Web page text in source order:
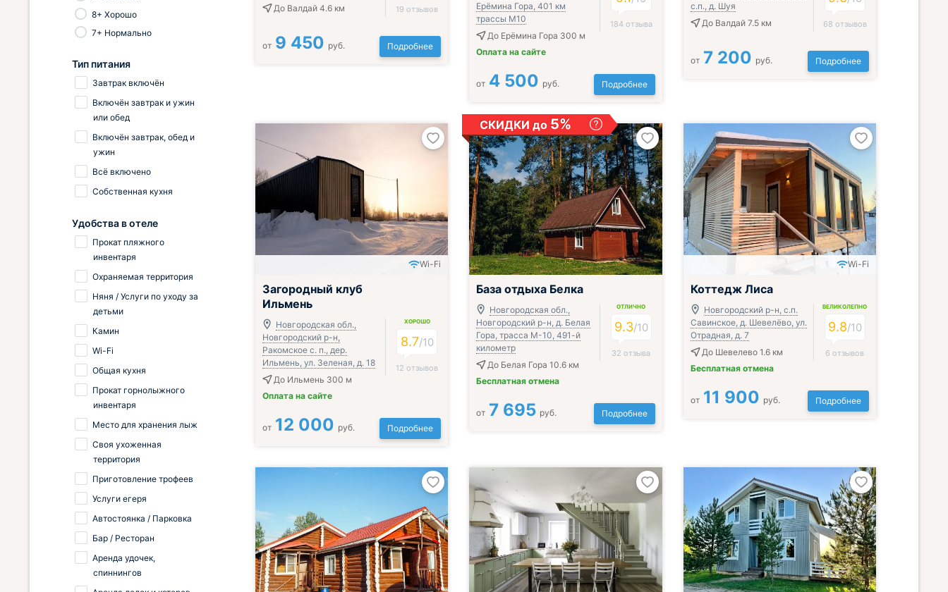
До Валдай 4.6 км
19 отзывов
от 9 450 руб. Подробнее
Ерёмина Гора, 401 км
трассы М10
До Ерёмина Гора 300 м
Оплата на сайте
184 отзыва
от 4 500 руб. Подробнее
с.п., д. Шуя
До Валдай 7.5 км
68 отзывов
от 7 200 руб. Подробнее
Wi-Fi
Загородный клуб
Ильмень
Новгородская обл.,
Новгородский р-н,
Ракомское с. п., дер.
Ильмень, ул. Зеленая, д. 18
До Ильмень 300 м
Оплата на сайте
ХОРОШО
8.7/10
12 отзывов
от 12 000 руб. Подробнее
СКИДКИ до5%
База отдыха Белка
Новгородская обл.,
Новгородский р-н, д. Белая
Гора, трасса М-10, 491-й
километр
До Белая Гора 10.6 км
Бесплатная отмена
ОТЛИЧНО
9.3/10
32 отзыва
от 7 695 руб. Подробнее
Wi-Fi
Коттедж Лиса
Новгородский р-н, с.п.
Савинское, д. Шевелёво, ул.
Отрадная, д. 7
До Шевелево 1.6 км
Бесплатная отмена
ВЕЛИКОЛЕПНО
9.8/10
6 отзывов
от 11 900 руб. Подробнее
8+ Хорошо
7+ Нормально
Тип питания
Завтрак включён
Включён завтрак и ужин
или обед
Включён завтрак, обед и
ужин
Всё включено
Собственная кухня
Удобства в отеле
Прокат пляжного
инвентаря
Охраняемая территория
Няня / Услуги по уходу за
детьми
Камин
Wi-Fi
Общая кухня
Прокат горнолыжного
инвентаря
Место для хранения лыж
Своя ухоженная
территория
Приготовление трофеев
Услуги егеря
Автостоянка / Парковка
Бар / Ресторан
Аренда удочек,
спиннингов